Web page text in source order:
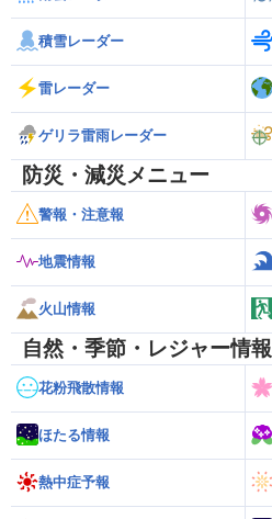
積雪レーダー
雷レーダー
ゲリラ雷雨レーダー
防災・減災メニュー
警報・注意報
地震情報
火山情報
自然・季節・レジャー情報
花粉飛散情報
ほたる情報
熱中症予報